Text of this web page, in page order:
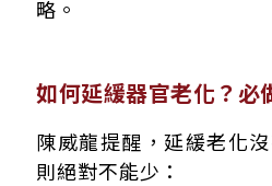
略。
如何延緩器官老化？必
陳威龍提醒，延緩老化
則絕對不能少：